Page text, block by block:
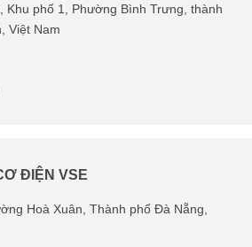
Khu phố 1, Phường Bình Trưng, thành
Việt Nam
ĐIỆN VSE
Hoà Xuân, Thành phố Đà Nẵng,